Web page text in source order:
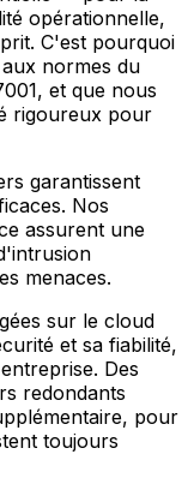
opérationnelle,
C'est pourquoi
normes du
et que nous
rigoureux pour
garantissent
Nos
assurent une
menaces.
sur le cloud
et sa fiabilité,
Des
redondants
pour
toujours